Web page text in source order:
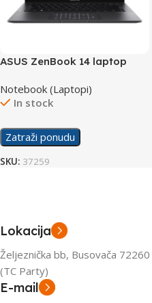
ASUS ZenBook 14 laptop
Notebook (Laptopi)
In stock
Zatraži ponudu
SKU: 37259
Lokacija
Željeznička bb, Busovača 72260
(TC Party)
E-mail